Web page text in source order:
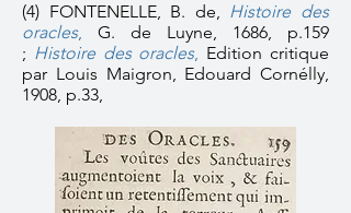
(4) FONTENELLE, B. de, Histoire des
oracles, G. de Luyne, 1686, p.159
; Histoire des oracles, Edition critique
par Louis Maigron, Edouard Cornélly,
1908, p.33,